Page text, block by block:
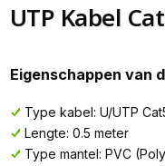
UTP Kabel
Eigenschappen van
Type kabel: U/UTP
Lengte: 0.5 meter
Type mantel: PVC